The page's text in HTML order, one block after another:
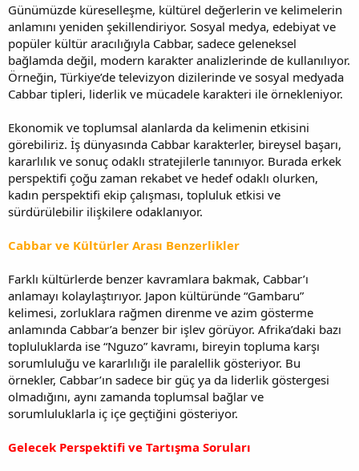
Günümüzde küreselleşme, kültürel değerlerin ve kelimelerin
anlamını yeniden şekillendiriyor. Sosyal medya, edebiyat ve
popüler kültür aracılığıyla Cabbar, sadece geleneksel
bağlamda değil, modern karakter analizlerinde de kullanılıyor.
Örneğin, Türkiye’de televizyon dizilerinde ve sosyal medyada
Cabbar tipleri, liderlik ve mücadele karakteri ile örnekleniyor.
Ekonomik ve toplumsal alanlarda da kelimenin etkisini
görebiliriz. İş dünyasında Cabbar karakterler, bireysel başarı,
kararlılık ve sonuç odaklı stratejilerle tanınıyor. Burada erkek
perspektifi çoğu zaman rekabet ve hedef odaklı olurken,
kadın perspektifi ekip çalışması, topluluk etkisi ve
sürdürülebilir ilişkilere odaklanıyor.
Cabbar ve Kültürler Arası Benzerlikler
Farklı kültürlerde benzer kavramlara bakmak, Cabbar’ı
anlamayı kolaylaştırıyor. Japon kültüründe “Gambaru”
kelimesi, zorluklara rağmen direnme ve azim gösterme
anlamında Cabbar’a benzer bir işlev görüyor. Afrika’daki bazı
topluluklarda ise “Nguzo” kavramı, bireyin topluma karşı
sorumluluğu ve kararlılığı ile paralellik gösteriyor. Bu
örnekler, Cabbar’ın sadece bir güç ya da liderlik göstergesi
olmadığını, aynı zamanda toplumsal bağlar ve
sorumluluklarla iç içe geçtiğini gösteriyor.
Gelecek Perspektifi ve Tartışma Soruları